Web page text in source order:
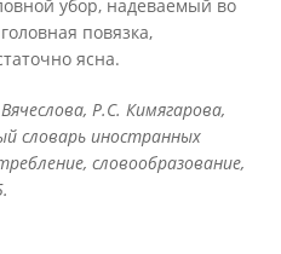
убор, надеваемый во
повязка,
ясна.
Р.С. Кимягарова,
словарь иностранных
словообразование,